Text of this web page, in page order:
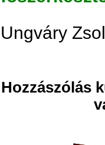
Ungváry
Hozzászólás